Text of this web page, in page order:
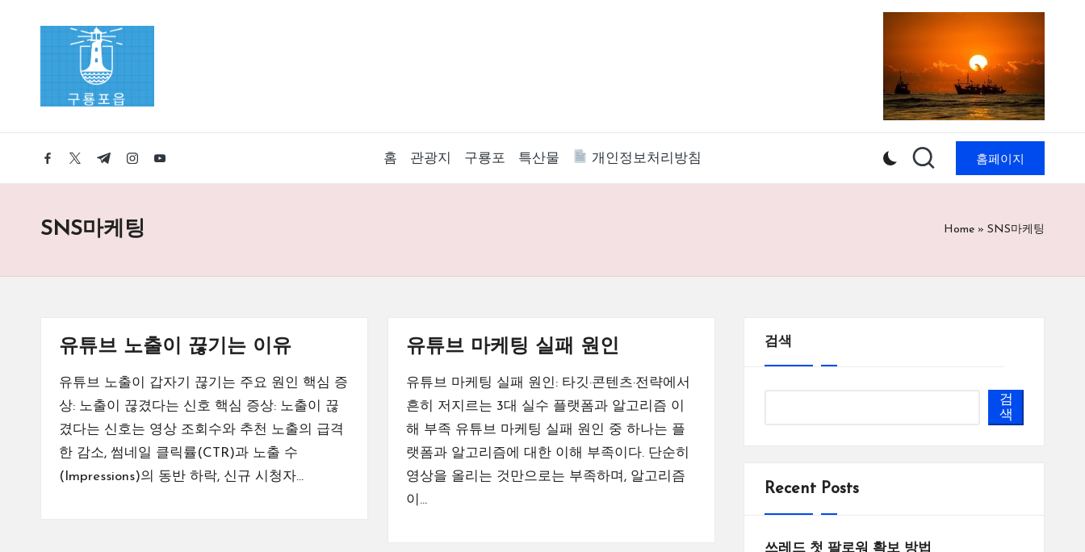
우
구
룡
포
읍
신
것
을
환
영
facebook.com
twitter.com
t.me instagram.com
youtube.com 홈 관광지 구룡포 특산물 개인정보처리방침 홈페이지
SNS마케팅 Home » SNS마케팅
유튜브 노출이 끊기는 이유
유튜브 노출이 갑자기 끊기는 주요 원인 핵심 증
상: 노출이 끊겼다는 신호 핵심 증상: 노출이 끊
겼다는 신호는 영상 조회수와 추천 노출의 급격
한 감소, 썸네일 클릭률(CTR)과 노출 수
(Impressions)의 동반 하락, 신규 시청자…
유튜브 마케팅 실패 원인
유튜브 마케팅 실패 원인: 타깃·콘텐츠·전략에서
흔히 저지르는 3대 실수 플랫폼과 알고리즘 이
해 부족 유튜브 마케팅 실패 원인 중 하나는 플
랫폼과 알고리즘에 대한 이해 부족이다. 단순히
영상을 올리는 것만으로는 부족하며, 알고리즘
이…
검색
검
색
Recent Posts
쓰레드 첫 팔로워 확보 방법